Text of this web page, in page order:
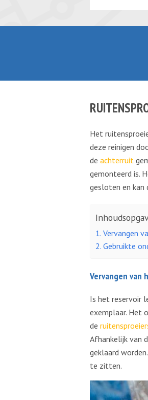
Het
deze reinigen
de achterruit
gemonteerd is.
gesloten en kan
Vervangen
Gebruikte
Vervangen van
Is het reservoir
exemplaar. Het
de
Afhankelijk van
geklaard
te zitten.